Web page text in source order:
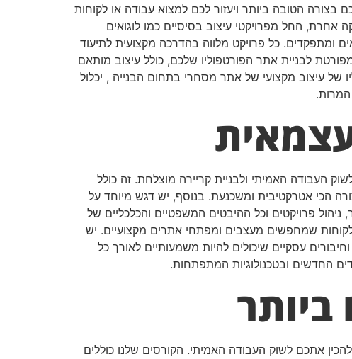
בצורה הטובה ביותר ויעזור לכם למצוא עבודה או לקוחות
החל מפרויקטי עיצוב בסיסיים כמו לוגואים
ומתפקדים. כל פרויקט מלווה בהדרכה מקצועית לתיעוד
לבניית אתר הפורטפוליו שלכם, כולל עיצוב מותאם
של עיצוב מקצועי של אתר מסחרי בתחום הבנייה , יכלול
העבודה האמיתי ולבניית קריירה מוצלחת. זה כולל
הכי אטרקטיבית ומשכנעת. בנוסף, יש דגש מיוחד על
פרויקטים וכל ההיבטים המשפטיים והכלכליים של
שמחפשים מעצבים ומפתחי אתרים מקצועיים. יש
עסקיים שיכולים להיות משמעותיים לאורך כל
החדשים ובטכנולוגיות המתפתחות.
ביותר
אתכם לשוק העבודה האמיתי. הקורסים שלנו כוללים